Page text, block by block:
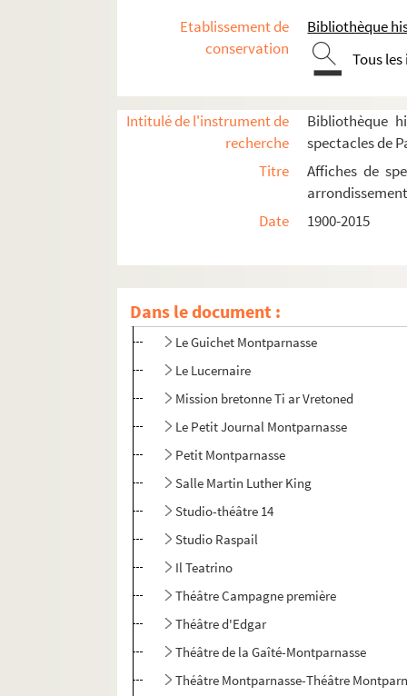
Etablissement de
conservation
Bibliothèque
Tous
Intitulé de l'instrument de
recherche
Bibliothèque
spectacles de
Titre
Affiches de
Date
1900-2015
Dans le document :
Bobino
Centre américain de Paris
Cité internationale universitaire de Paris
Comédie italienne
Le Grand Edgar
Grand Théâtre d'Edgar
Le Guichet Montparnasse
Le Lucernaire
Mission bretonne Ti ar Vretoned
Le Petit Journal Montparnasse
Petit Montparnasse
Salle Martin Luther King
Studio-théâtre 14
Studio Raspail
Il Teatrino
Théâtre Campagne première
Théâtre d'Edgar
Théâtre de la Gaîté-Montparnasse
Théâtre Montparnasse-Théâtre